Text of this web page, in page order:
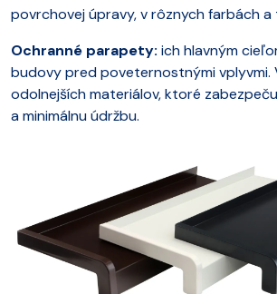
povrchovej úpravy, v rôznych farbách
Ochranné parapety: ich hlavným
budovy pred poveternostnými vplyvmi.
odolnejších materiálov, ktoré
a minimálnu údržbu.